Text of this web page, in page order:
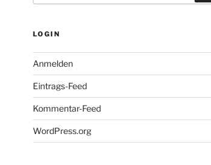
LOGIN
Anmelden
Eintrags-Feed
Kommentar-Feed
WordPress.org